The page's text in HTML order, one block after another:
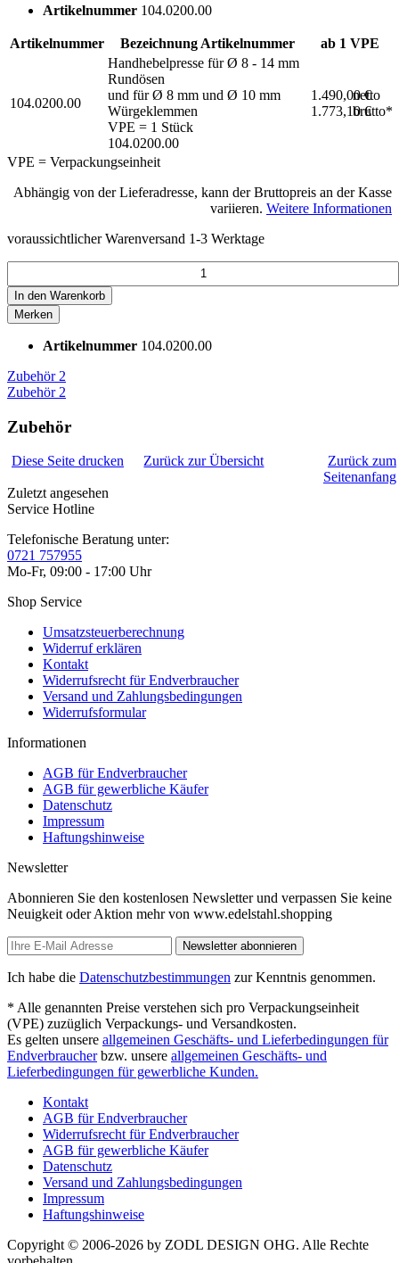
Artikelnummer 104.0200.00
Artikelnummer Bezeichnung Artikelnummer ab 1 VPE
104.0200.00
Handhebelpresse für Ø 8 - 14 mm
Rundösen
und für Ø 8 mm und Ø 10 mm
Würgeklemmen
VPE = 1 Stück
104.0200.00
1.490,00 €
netto
1.773,10 €
brutto*
VPE = Verpackungseinheit
Abhängig von der Lieferadresse, kann der Bruttopreis an der Kasse
variieren. Weitere Informationen
voraussichtlicher Warenversand 1-3 Werktage
In den Warenkorb
Merken
Artikelnummer 104.0200.00
Zubehör 2
Zubehör 2
Zubehör
Diese Seite drucken Zurück zur Übersicht
Zurück zum
Seitenanfang
Zuletzt angesehen
Service Hotline
Telefonische Beratung unter:
0721 757955
Mo-Fr, 09:00 - 17:00 Uhr
Shop Service
Umsatzsteuerberechnung
Widerruf erklären
Kontakt
Widerrufsrecht für Endverbraucher
Versand und Zahlungsbedingungen
Widerrufsformular
Informationen
AGB für Endverbraucher
AGB für gewerbliche Käufer
Datenschutz
Impressum
Haftungshinweise
Newsletter
Abonnieren Sie den kostenlosen Newsletter und verpassen Sie keine
Neuigkeit oder Aktion mehr von www.edelstahl.shopping
Newsletter abonnieren
Ich habe die Datenschutzbestimmungen zur Kenntnis genommen.
* Alle genannten Preise verstehen sich pro Verpackungseinheit
(VPE) zuzüglich Verpackungs- und Versandkosten.
Es gelten unsere allgemeinen Geschäfts- und Lieferbedingungen für
Endverbraucherbzw. unsere allgemeinen Geschäfts- und
Lieferbedingungen für gewerbliche Kunden.
Kontakt
AGB für Endverbraucher
Widerrufsrecht für Endverbraucher
AGB für gewerbliche Käufer
Datenschutz
Versand und Zahlungsbedingungen
Impressum
Haftungshinweise
Copyright © 2006-2026 by ZODL DESIGN OHG. Alle Rechte